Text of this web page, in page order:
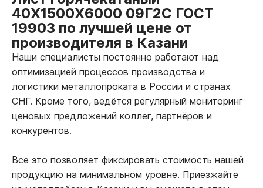
40Х1500Х6000 09Г2С ГОСТ
19903 по лучшей цене от
производителя в Казани
Наши специалисты постоянно работают над
оптимизацией процессов производства и
логистики металлопроката в России и странах
СНГ. Кроме того, ведётся регулярный мониторинг
ценовых предложений коллег, партнёров и
конкурентов.
Все это позволяет фиксировать стоимость нашей
продукцию на минимальном уровне. Приезжайте